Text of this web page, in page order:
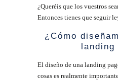
¿Queréis que los vuestros
Entonces tienes que seguir
¿Cómo
landing
El diseño de una landing
cosas es realmente